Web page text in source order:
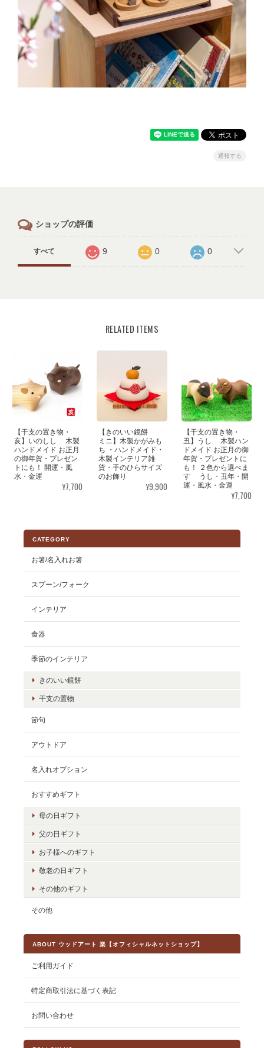
通報する
ショップの評価
すべて 9 0 0
RELATED ITEMS
【干支の置き物・
亥】いのしし 木製
ハンドメイド お正月
の御年賀・プレゼン
トにも！ 開運・風
水・金運
¥7,700
【きのいい鏡餅
ミニ】木製かがみも
ち ・ハンドメイド・
木製インテリア雑
貨・手のひらサイズ
のお飾り
¥9,900
【干支の置き物・
丑】うし 木製ハン
ドメイド お正月の御
年賀・プレゼントに
も！ ２色から選べま
す うし・丑年・開
運・風水・金運
¥7,700
CATEGORY
お箸/名入れお箸
スプーン/フォーク
インテリア
食器
季節のインテリア
きのいい鏡餅
干支の置物
節句
アウトドア
名入れオプション
おすすめギフト
母の日ギフト
父の日ギフト
お子様へのギフト
敬老の日ギフト
その他のギフト
その他
ABOUT ウッドアート 楽【オフィシャルネットショップ】
ご利用ガイド
特定商取引法に基づく表記
お問い合わせ